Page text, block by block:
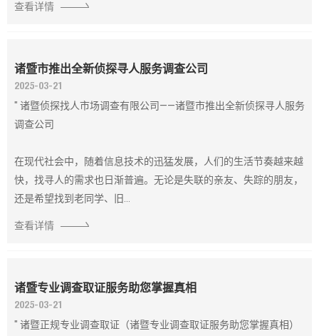
查看详情
诸暨市推出全新侦探寻人服务调查公司
2025-03-21
" 诸暨侦探找人市场调查有限公司——诸暨市推出全新侦探寻人服务
调查公司
在现代社会中，随着信息技术的迅猛发展，人们的生活节奏越来越
快，找寻人的需求也日渐普遍。无论是失联的亲友、失踪的朋友，
还是希望找到老同学、旧...
查看详情
诸暨专业调查取证服务助您掌握真相
2025-03-21
" 诸暨正规专业调查取证（诸暨专业调查取证服务助您掌握真相）